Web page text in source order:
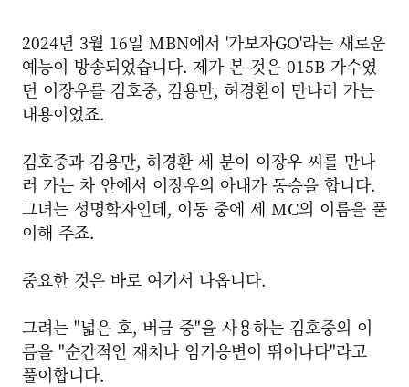
2024년 3월 16일 MBN에서 '가보자GO'라는 새로운
예능이 방송되었습니다. 제가 본 것은 015B 가수였
던 이장우를 김호중, 김용만, 허경환이 만나러 가는
내용이었죠.
김호중과 김용만, 허경환 세 분이 이장우 씨를 만나
러 가는 차 안에서 이장우의 아내가 동승을 합니다.
그녀는 성명학자인데, 이동 중에 세 MC의 이름을 풀
이해 주죠.
중요한 것은 바로 여기서 나옵니다.
그려는 "넓은 호, 버금 중"을 사용하는 김호중의 이
름을 "순간적인 재치나 임기응변이 뛰어나다"라고
풀이합니다.